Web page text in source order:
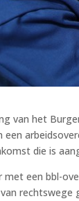
van het
een
die is
met een bbl-
rechtswege